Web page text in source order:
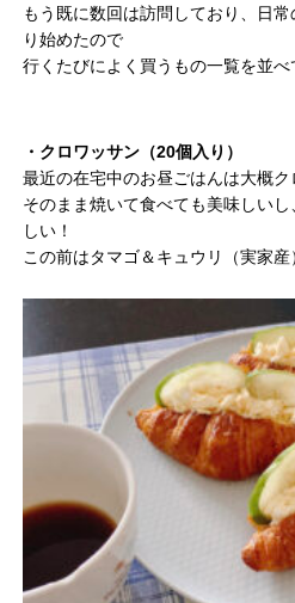
もう既に数回は訪問しており、日
り始めたので
行くたびによく買うもの一覧を並べ
・クロワッサン（20個入り）
最近の在宅中のお昼ごはんは大概ク
そのまま焼いて食べても美味しい
しい！
この前はタマゴ＆キュウリ（実家産